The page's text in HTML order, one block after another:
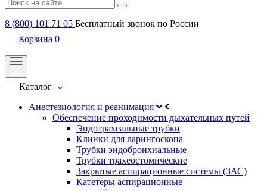
8 (800) 101 71 05 Бесплатный звонок по России
Корзина 0
Каталог
Анестезиология и реанимация
Обеспечение проходимости дыхательных путей
Эндотрахеальные трубки
Клинки для ларингоскопа
Трубки эндобронхиальные
Трубки трахеостомические
Закрытые аспирационные системы (ЗАС)
Катетеры аспирационные